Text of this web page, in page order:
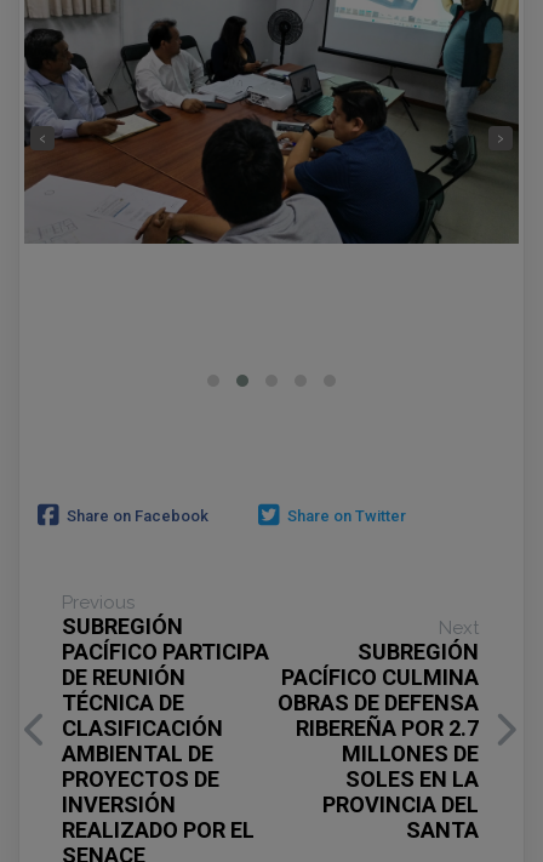
‹ ›
Share on Facebook Share on Twitter
Previous
SUBREGIÓN
PACÍFICO PARTICIPA
DE REUNIÓN
TÉCNICA DE
CLASIFICACIÓN
AMBIENTAL DE
PROYECTOS DE
INVERSIÓN
REALIZADO POR EL
SENACE
Next
SUBREGIÓN
PACÍFICO CULMINA
OBRAS DE DEFENSA
RIBEREÑA POR 2.7
MILLONES DE
SOLES EN LA
PROVINCIA DEL
SANTA